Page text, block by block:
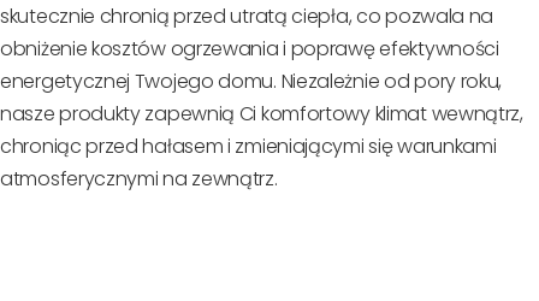
skutecznie chronią przed utratą ciepła, co pozwala na
obniżenie kosztów ogrzewania i poprawę efektywności
energetycznej Twojego domu. Niezależnie od pory roku,
nasze produkty zapewnią Ci komfortowy klimat wewnątrz,
chroniąc przed hałasem i zmieniającymi się warunkami
atmosferycznymi na zewnątrz.